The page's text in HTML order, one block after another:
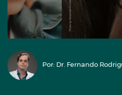
Por: Dr. Fernando